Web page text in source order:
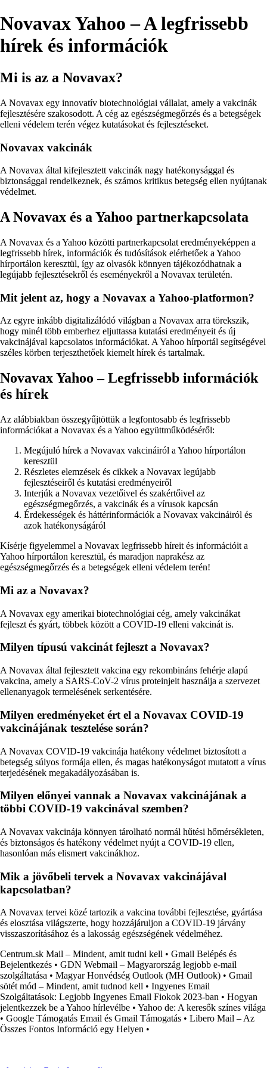
Novavax Yahoo – A legfrissebb
hírek és információk
Mi is az a Novavax?
A Novavax egy innovatív biotechnológiai vállalat, amely a vakcinák
fejlesztésére szakosodott. A cég az egészségmegőrzés és a betegségek
elleni védelem terén végez kutatásokat és fejlesztéseket.
Novavax vakcinák
A Novavax által kifejlesztett vakcinák nagy hatékonysággal és
biztonsággal rendelkeznek, és számos kritikus betegség ellen nyújtanak
védelmet.
A Novavax és a Yahoo partnerkapcsolata
A Novavax és a Yahoo közötti partnerkapcsolat eredményeképpen a
legfrissebb hírek, információk és tudósítások elérhetőek a Yahoo
hírportálon keresztül, így az olvasók könnyen tájékozódhatnak a
legújabb fejlesztésekről és eseményekről a Novavax területén.
Mit jelent az, hogy a Novavax a Yahoo-platformon?
Az egyre inkább digitalizálódó világban a Novavax arra törekszik,
hogy minél több emberhez eljuttassa kutatási eredményeit és új
vakcinájával kapcsolatos információkat. A Yahoo hírportál segítségével
széles körben terjeszthetőek kiemelt hírek és tartalmak.
Novavax Yahoo – Legfrissebb információk
és hírek
Az alábbiakban összegyűjtöttük a legfontosabb és legfrissebb
információkat a Novavax és a Yahoo együttműködéséről:
Megújuló hírek a Novavax vakcináiról a Yahoo hírportálon
keresztül
Részletes elemzések és cikkek a Novavax legújabb
fejlesztéseiről és kutatási eredményeiről
Interjúk a Novavax vezetőivel és szakértőivel az
egészségmegőrzés, a vakcinák és a vírusok kapcsán
Érdekességek és háttérinformációk a Novavax vakcináiról és
azok hatékonyságáról
Kísérje figyelemmel a Novavax legfrissebb híreit és információit a
Yahoo hírportálon keresztül, és maradjon naprakész az
egészségmegőrzés és a betegségek elleni védelem terén!
Mi az a Novavax?
A Novavax egy amerikai biotechnológiai cég, amely vakcinákat
fejleszt és gyárt, többek között a COVID-19 elleni vakcinát is.
Milyen típusú vakcinát fejleszt a Novavax?
A Novavax által fejlesztett vakcina egy rekombináns fehérje alapú
vakcina, amely a SARS-CoV-2 vírus proteinjeit használja a szervezet
ellenanyagok termelésének serkentésére.
Milyen eredményeket ért el a Novavax COVID-19
vakcinájának tesztelése során?
A Novavax COVID-19 vakcinája hatékony védelmet biztosított a
betegség súlyos formája ellen, és magas hatékonyságot mutatott a vírus
terjedésének megakadályozásában is.
Milyen előnyei vannak a Novavax vakcinájának a
többi COVID-19 vakcinával szemben?
A Novavax vakcinája könnyen tárolható normál hűtési hőmérsékleten,
és biztonságos és hatékony védelmet nyújt a COVID-19 ellen,
hasonlóan más elismert vakcinákhoz.
Mik a jövőbeli tervek a Novavax vakcinájával
kapcsolatban?
A Novavax tervei közé tartozik a vakcina további fejlesztése, gyártása
és elosztása világszerte, hogy hozzájáruljon a COVID-19 járvány
visszaszorításához és a lakosság egészségének védelméhez.
Centrum.sk Mail – Mindent, amit tudni kell • Gmail Belépés és
Bejelentkezés • GDN Webmail – Magyarország legjobb e-mail
szolgáltatása • Magyar Honvédség Outlook (MH Outlook) • Gmail
sötét mód – Mindent, amit tudnod kell • Ingyenes Email
Szolgáltatások: Legjobb Ingyenes Email Fiokok 2023-ban • Hogyan
jelentkezzek be a Yahoo hírlevélbe • Yahoo de: A keresők színes világa
• Google Támogatás Email és Gmail Támogatás • Libero Mail – Az
Összes Fontos Információ egy Helyen •